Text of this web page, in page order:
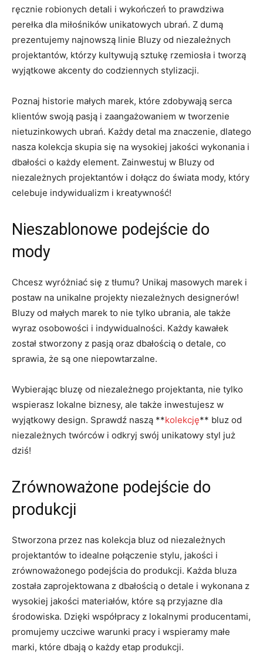
ręcznie robionych⁤ detali i wykończeń to prawdziwa
perełka dla miłośników unikatowych ubrań. Z dumą
⁤prezentujemy najnowszą linie Bluzy od ⁤niezależnych
projektantów, którzy kultywują sztukę rzemiosła ‍i tworzą
⁣wyjątkowe⁣ akcenty do codziennych stylizacji.
Poznaj historie⁢ małych⁤ marek, które zdobywają serca
klientów swoją pasją ⁢i zaangażowaniem w tworzenie
nietuzinkowych ubrań. Każdy detal⁢ ma znaczenie, dlatego
nasza kolekcja skupia się na wysokiej jakości wykonania i
dbałości o każdy element. Zainwestuj ⁤w Bluzy od
niezależnych projektantów⁢ i dołącz do świata mody, który
celebuje indywidualizm i kreatywność!
Nieszablonowe podejście do
mody
Chcesz wyróżniać się z tłumu? Unikaj masowych marek ​i
postaw na unikalne projekty⁣ niezależnych designerów!
Bluzy od małych marek to nie tylko ubrania, ale także⁤
wyraz osobowości⁢ i indywidualności. ⁣Każdy kawałek
został stworzony z​ pasją oraz dbałością o detale, co
⁣sprawia, że są one ⁣niepowtarzalne.
Wybierając bluzę⁤ od niezależnego projektanta, nie ⁤tylko
wspierasz lokalne biznesy, ale także ⁢inwestujesz‌ w
wyjątkowy design. Sprawdź naszą‌ **kolekcję** bluz od
niezależnych twórców i odkryj swój unikatowy styl już
dziś!
Zrównoważone podejście do
produkcji
Stworzona‍ przez‌ nas kolekcja bluz od niezależnych
projektantów​ to idealne połączenie stylu, jakości i
zrównoważonego podejścia do produkcji. ⁢Każda bluza
została zaprojektowana z dbałością​ o detale i wykonana ⁣z
wysokiej ⁢jakości materiałów, które są przyjazne dla ​
środowiska. Dzięki współpracy z lokalnymi producentami,
promujemy uczciwe warunki pracy i wspieramy małe
marki, które‍ dbają o każdy etap produkcji.